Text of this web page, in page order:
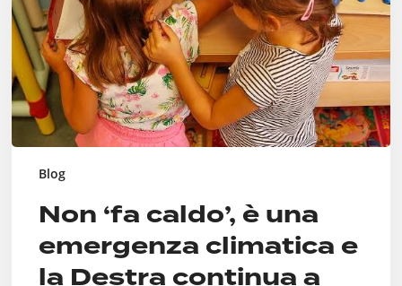
Blog
climatica
e
la
Destra
continua
a
far
finta
Non ‘fa caldo’, è una
emergenza climatica e
la Destra continua a